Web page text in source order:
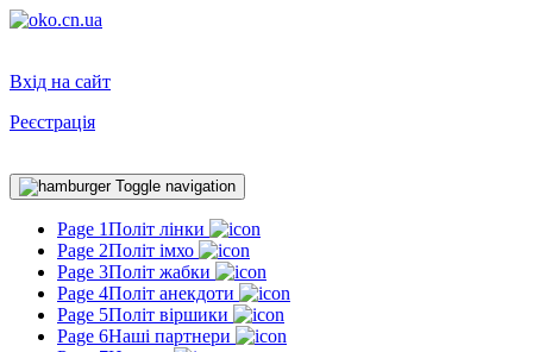
Вхід на сайт
Реєстрація
Toggle navigation
Page 1Політ лінки
Page 2Політ імхо
Page 3Політ жабки
Page 4Політ анекдоти
Page 5Політ віршики
Page 6Наші партнери